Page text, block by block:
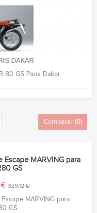
DAKAR
80 GS Paris Dakar
Comparar (0)
Escape MARVING para
GS
€329,12 €
MARVING para
GS